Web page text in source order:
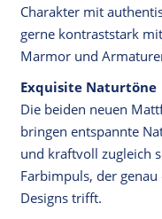
Charakter mit
gerne kontraststark
Marmor und
Exquisite Naturtöne
Die beiden neuen
bringen entspannte
und kraftvoll zugleich
Farbimpuls, der
Designs trifft.